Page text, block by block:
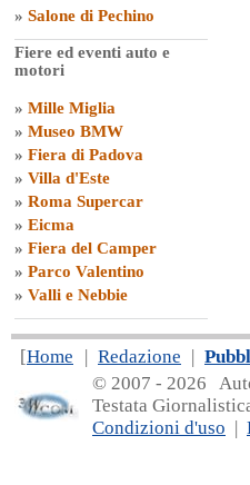
» Salone di Pechino
Fiere ed eventi auto e
motori
» Mille Miglia
» Museo BMW
» Fiera di Padova
» Villa d'Este
» Roma Supercar
» Eicma
» Fiera del Camper
» Parco Valentino
» Valli e Nebbie
[Home | Redazione |
© 2007 - 2026
Testata
Condizioni d'uso |